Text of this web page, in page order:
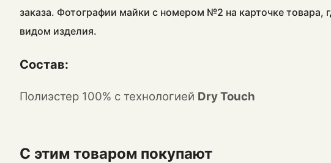
заказа. Фотографии майки с номером №2 на карточке товара,
видом изделия.
Состав:
Полиэстер 100% с технологией Dry Touch
С этим товаром покупают